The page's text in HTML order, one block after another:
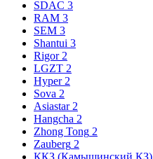
SDAC 3
RAM 3
SEM 3
Shantui 3
Rigor 2
LGZT 2
Hyper 2
Sova 2
Asiastar 2
Hangcha 2
Zhong Tong 2
Zauberg 2
ККЗ (Камышинский КЗ)